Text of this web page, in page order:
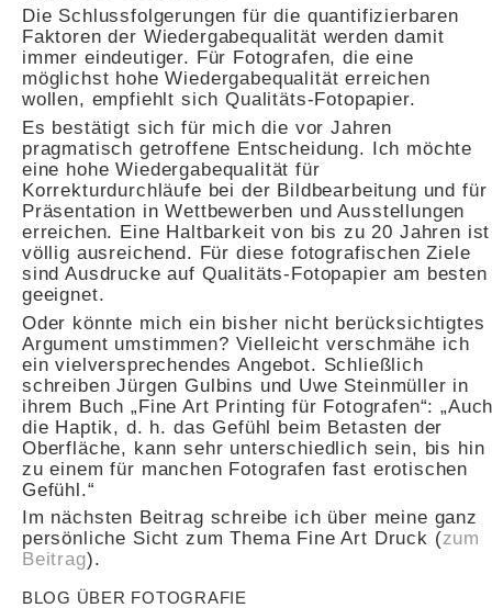
Die Schlussfolgerungen für die quantifizierbaren
Faktoren der Wiedergabequalität werden damit
immer eindeutiger. Für Fotografen, die eine
möglichst hohe Wiedergabequalität erreichen
wollen, empfiehlt sich Qualitäts-Fotopapier.
Es bestätigt sich für mich die vor Jahren
pragmatisch getroffene Entscheidung. Ich möchte
eine hohe Wiedergabequalität für
Korrekturdurchläufe bei der Bildbearbeitung und für
Präsentation in Wettbewerben und Ausstellungen
erreichen. Eine Haltbarkeit von bis zu 20 Jahren ist
völlig ausreichend. Für diese fotografischen Ziele
sind Ausdrucke auf Qualitäts-Fotopapier am besten
geeignet.
Oder könnte mich ein bisher nicht berücksichtigtes
Argument umstimmen? Vielleicht verschmähe ich
ein vielversprechendes Angebot. Schließlich
schreiben Jürgen Gulbins und Uwe Steinmüller in
ihrem Buch „Fine Art Printing für Fotografen“:
die Haptik, d. h. das Gefühl beim Betasten der
Oberfläche, kann sehr unterschiedlich sein, bis hin
zu einem für manchen Fotografen fast erotischen
Gefühl.“
Im nächsten Beitrag schreibe ich über meine ganz
persönliche Sicht zum Thema Fine Art Druck (zum
Beitrag).
BLOG ÜBER FOTOGRAFIE